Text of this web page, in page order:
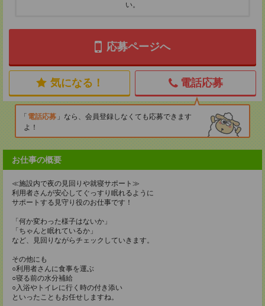
い。
応募ページへ
気になる！ 電話応募
電話応募
なら、会員登録しなくても応募できます
よ！
お仕事の概要
≪施設内で夜の見回りや就寝サポート≫
利用者さんが安心してぐっすり眠れるように
サポートする見守り役のお仕事です！
「何か変わった様子はないか」
「ちゃんと眠れているか」
など、見回りながらチェックしていきます。
その他にも
○利用者さんに食事を運ぶ
○寝る前の水分補給
○入浴やトイレに行く時の付き添い
といったこともお任せしますね。